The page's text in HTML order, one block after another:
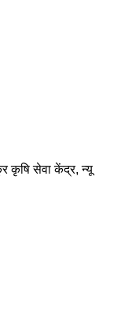
कृषि सेवा केंद्र, न्यू